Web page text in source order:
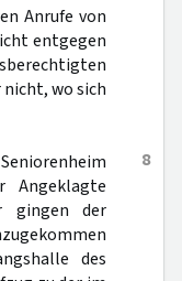
Anrufe von
entgegen
wo sich
8
gingen der
des